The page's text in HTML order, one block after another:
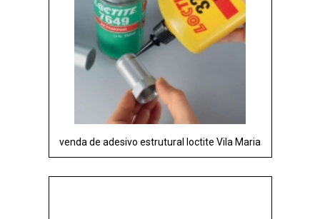
venda de adesivo estrutural loctite Vila Maria